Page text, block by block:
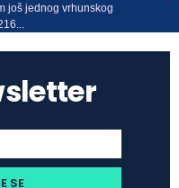
još jednog vrhunskog